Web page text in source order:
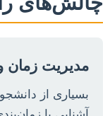
مدیریت زمان
بسیاری از